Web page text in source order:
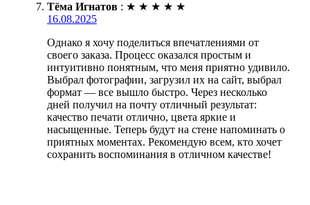
Тёма Игнатов : ★ ★ ★ ★ ★
16.08.2025
Однако я хочу поделиться впечатлениями от
своего заказа. Процесс оказался простым и
интуитивно понятным, что меня приятно удивило.
Выбрал фотографии, загрузил их на сайт, выбрал
формат — все вышло быстро. Через несколько
дней получил на почту отличный результат:
качество печати отлично, цвета яркие и
насыщенные. Теперь будут на стене напоминать о
приятных моментах. Рекомендую всем, кто хочет
сохранить воспоминания в отличном качестве!